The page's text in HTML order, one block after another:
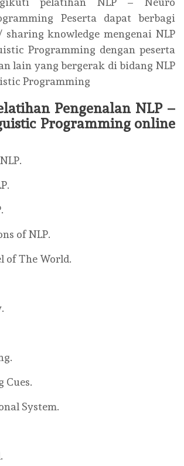
Peserta dapat berbagi
sharing knowledge mengenai NLP
Programming dengan peserta
lain yang bergerak di bidang NLP
Programming
Pengenalan NLP –
Programming online
of NLP.
of The World.
Cues.
System.